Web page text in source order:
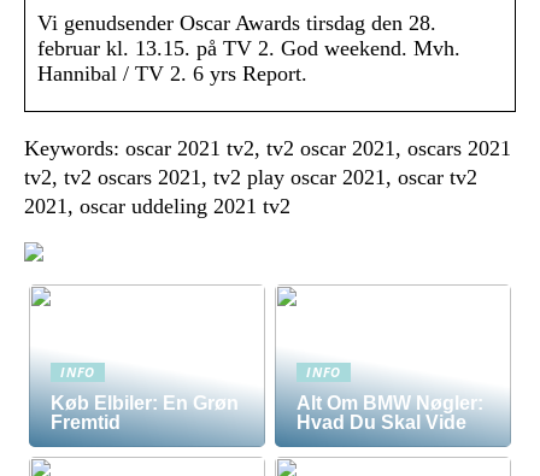
Vi genudsender Oscar Awards tirsdag den 28.
februar kl. 13.15. på TV 2. God weekend. Mvh.
Hannibal / TV 2. 6 yrs Report.
Keywords: oscar 2021 tv2, tv2 oscar 2021, oscars 2021
tv2, tv2 oscars 2021, tv2 play oscar 2021, oscar tv2
2021, oscar uddeling 2021 tv2
INFO
Køb Elbiler: En Grøn
Fremtid
INFO
Alt Om BMW Nøgler:
Hvad Du Skal Vide